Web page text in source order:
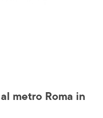
metro Roma in